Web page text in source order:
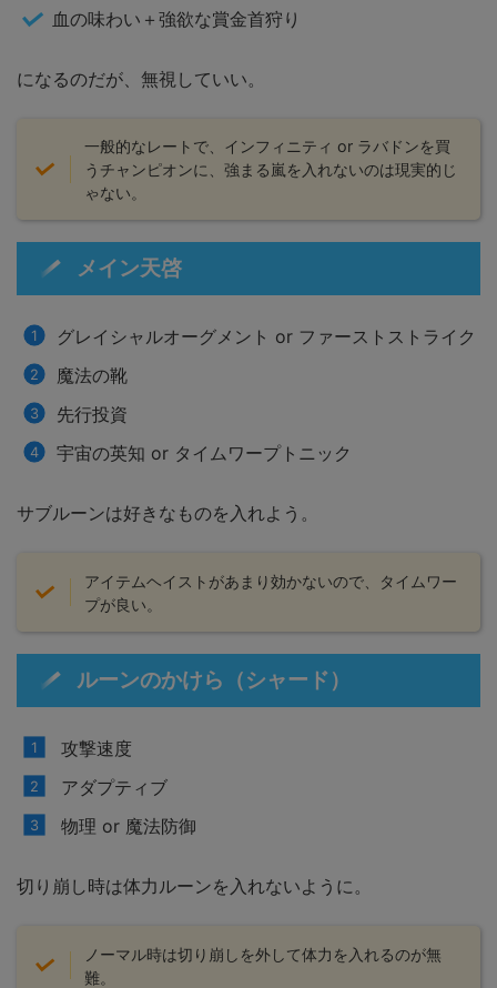
血の味わい＋強欲な賞金首狩り
になるのだが、無視していい。
一般的なレートで、インフィニティ or ラバドンを買
うチャンピオンに、強まる嵐を入れないのは現実的じ
ゃない。
メイン天啓
グレイシャルオーグメント or ファーストストライク
魔法の靴
先行投資
宇宙の英知 or タイムワープトニック
サブルーンは好きなものを入れよう。
アイテムヘイストがあまり効かないので、タイムワー
プが良い。
ルーンのかけら（シャード）
攻撃速度
アダプティブ
物理 or 魔法防御
切り崩し時は体力ルーンを入れないように。
ノーマル時は切り崩しを外して体力を入れるのが無
難。